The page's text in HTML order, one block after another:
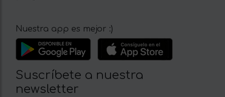
Nuestra app es mejor :)
Suscríbete a nuestra
newsletter